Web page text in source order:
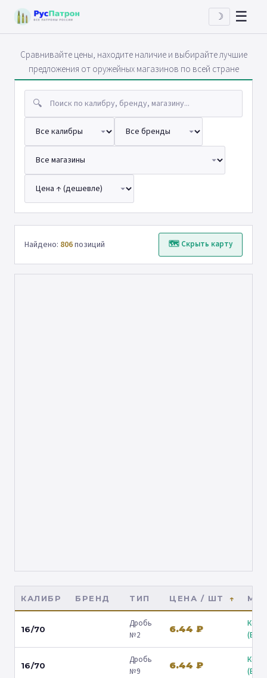
☽ ☰
Сравнивайте цены, находите наличие и выбирайте лучшие
предложения от оружейных магазинов по всей стране
🔍
Найдено: 806позиций 🗺 Скрыть карту
КАЛИБР БРЕНД ТИП ЦЕНА / ШТ
16/70
Дробь
№2
6.44 ₽
16/70
Дробь
№9
6.44 ₽